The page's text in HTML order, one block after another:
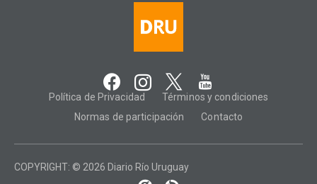
Política de Privacidad
Términos y condiciones
Normas de participación
Contacto
COPYRIGHT: © 2026 Diario Río Uruguay